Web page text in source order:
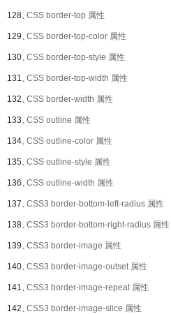
128、CSS border-top 属性
129、CSS border-top-color 属性
130、CSS border-top-style 属性
131、CSS border-top-width 属性
132、CSS border-width 属性
133、CSS outline 属性
134、CSS outline-color 属性
135、CSS outline-style 属性
136、CSS outline-width 属性
137、CSS3 border-bottom-left-radius 属性
138、CSS3 border-bottom-right-radius 属性
139、CSS3 border-image 属性
140、CSS3 border-image-outset 属性
141、CSS3 border-image-repeat 属性
142、CSS3 border-image-slice 属性